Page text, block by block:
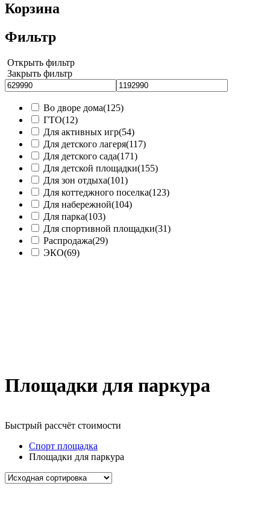
Корзина
Фильтр
Открыть фильтр
Закрыть фильтр
Во дворе дома(125)
ГТО(12)
Для активных игр(54)
Для детского лагеря(117)
Для детского сада(171)
Для детской площадки(155)
Для зон отдыха(101)
Для коттеджного поселка(123)
Для набережной(104)
Для парка(103)
Для спортивной площадки(31)
Распродажа(29)
ЭКО(69)
Площадки для паркура
Быстрый рассчёт стоимости
Спорт площадка
Площадки для паркура